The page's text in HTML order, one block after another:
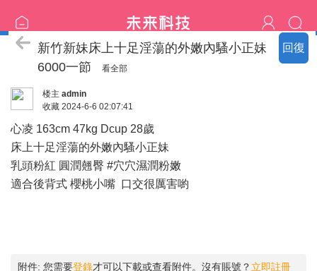
回復
北部の精選：新妹更新
新竹新妹床上十足淫蕩的外嫩內騷小正妹
6000一節
看全部
楼主 admin
收藏 2024-6-6 02:07:41
心凌 163cm 47kg Dcup 28歲
床上十足淫蕩的外嫩內騷小正妹
乳頭粉紅 圓潤翹臀 #穴穴濕潤粉嫩
適合後背式 櫻桃小嘴 口交很厲害喲
附件: 您需要登錄才可以下載或查看附件。沒有賬號？ 立即註冊